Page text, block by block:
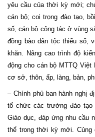
yêu cầu của thời kỳ mới;
cán bộ; coi trọng đào tạo,
số, cán bộ công tác ở vùng
đồng bào dân tộc thiểu số,
khăn. Nâng cao trình độ
động cho cán bộ MTTQ
cơ sở, thôn, ấp, làng, bản,
– Chính phủ ban hành nghị
tổ chức các trường đào tạo
Giáo dục, đáp ứng nhu cầu
thể trong thời kỳ mới.